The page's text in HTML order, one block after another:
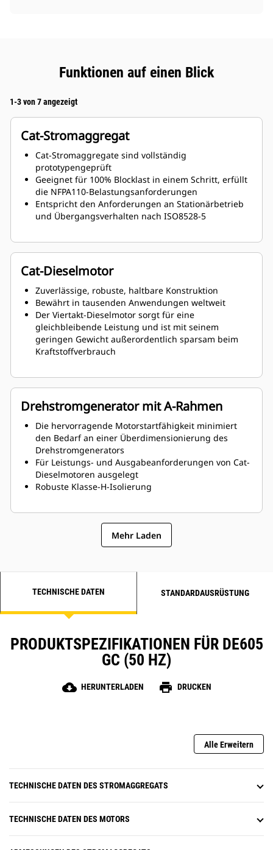
Funktionen auf einen Blick
1-3 von 7 angezeigt
Cat-Stromaggregat
Cat-Stromaggregate sind vollständig
prototypengeprüft
Geeignet für 100% Blocklast in einem Schritt, erfüllt
die NFPA110-Belastungsanforderungen
Entspricht den Anforderungen an Stationärbetrieb
und Übergangsverhalten nach ISO8528-5
Cat-Dieselmotor
Zuverlässige, robuste, haltbare Konstruktion
Bewährt in tausenden Anwendungen weltweit
Der Viertakt-Dieselmotor sorgt für eine
gleichbleibende Leistung und ist mit seinem
geringen Gewicht außerordentlich sparsam beim
Kraftstoffverbrauch
Drehstromgenerator mit A-Rahmen
Die hervorragende Motorstartfähigkeit minimiert
den Bedarf an einer Überdimensionierung des
Drehstromgenerators
Für Leistungs- und Ausgabeanforderungen von Cat-
Dieselmotoren ausgelegt
Robuste Klasse-H-Isolierung
Mehr Laden
TECHNISCHE DATEN STANDARDAUSRÜSTUNG
PRODUKTSPEZIFIKATIONEN FÜR DE605
GC (50 HZ)
cloud_download HERUNTERLADEN print DRUCKEN
Alle Erweitern
TECHNISCHE DATEN DES STROMAGGREGATS
TECHNISCHE DATEN DES MOTORS